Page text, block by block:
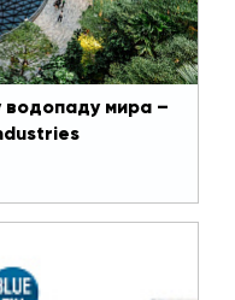
мира –
назначения